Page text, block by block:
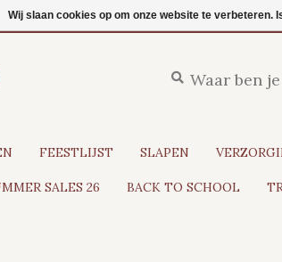
FEESTLIJST SLAPEN
SALES 26 BACK TO SCHOOL
Wij slaan cookies op om onze website te verbeteren.